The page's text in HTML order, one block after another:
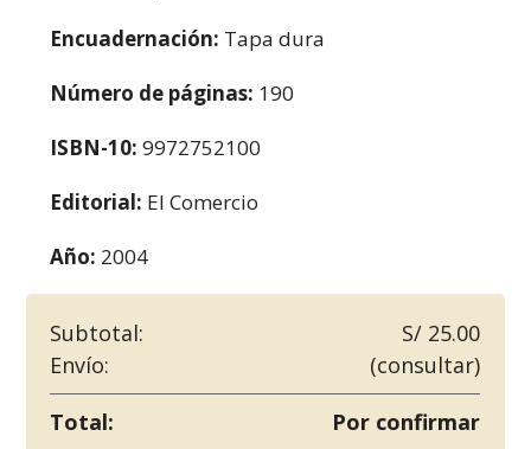
Encuadernación: Tapa dura
Número de páginas: 190
ISBN-10: 9972752100
Editorial: El Comercio
Año: 2004
Subtotal:
S/ 25.00
Envío:
(consultar)
Total:
Por confirmar